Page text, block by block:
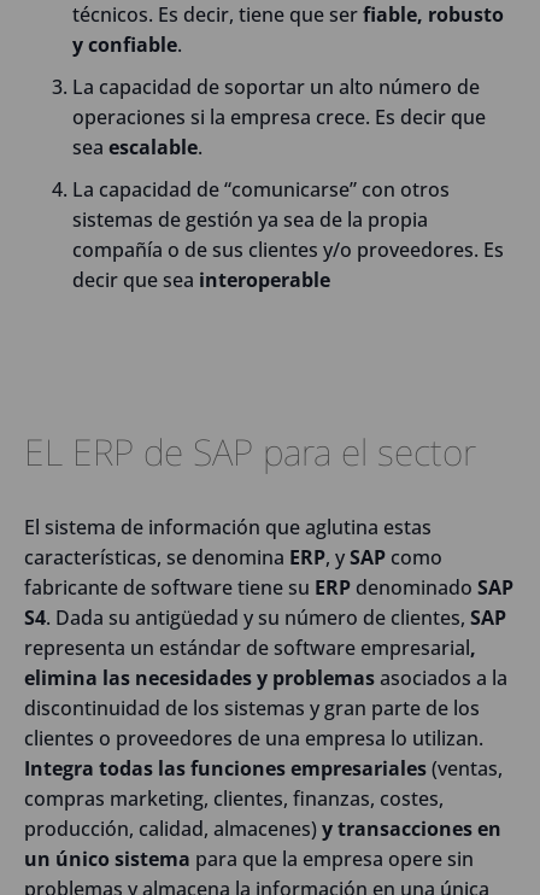
técnicos. Es decir, tiene que serfiable, robusto
y confiable.
La capacidad de soportar un alto número de
operaciones si la empresa crece. Es decir que
sea escalable.
La capacidad de “comunicarse” con otros
sistemas de gestión ya sea de la propia
compañía o de sus clientes y/o proveedores. Es
decir que sea interoperable
EL ERP de SAP para el sector
El sistema de información que aglutina estas
características, se denomina ERP, ySAP como
fabricante de software tiene su ERP denominado SAP
S4. Dada su antigüedad y su número de clientes, SAP
representa un estándar de software empresarial,
elimina las necesidades y problemasasociados a la
discontinuidad de los sistemas y gran parte de los
clientes o proveedores de una empresa lo utilizan.
Integra todas las funciones empresariales(ventas,
compras marketing, clientes, finanzas, costes,
producción, calidad, almacenes)y transacciones en
un único sistema para que la empresa opere sin
problemas y almacena la información en una única